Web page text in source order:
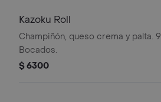
Kazoku Roll
Champiñón, queso crema y palta. 9
Bocados.
$ 6300